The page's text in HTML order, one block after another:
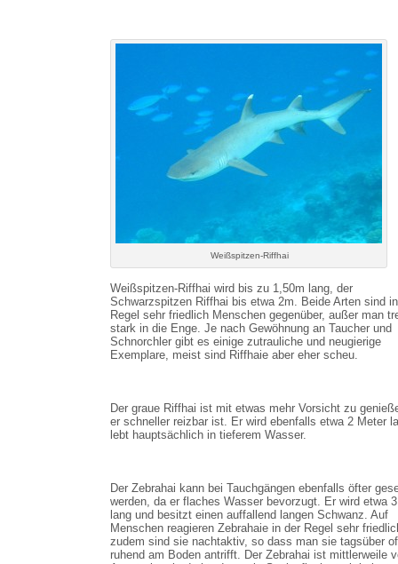
Weißspitzen-Riffhai
Weißspitzen-Riffhai wird bis zu 1,50m lang, der
Schwarzspitzen Riffhai bis etwa 2m. Beide Arten sind
Regel sehr friedlich Menschen gegenüber, außer man
stark in die Enge. Je nach Gewöhnung an Taucher und
Schnorchler gibt es einige zutrauliche und neugierige
Exemplare, meist sind Riffhaie aber eher scheu.
Der graue Riffhai ist mit etwas mehr Vorsicht zu
er schneller reizbar ist. Er wird ebenfalls etwa 2 Meter
lebt hauptsächlich in tieferem Wasser.
Der Zebrahai kann bei Tauchgängen ebenfalls öfter
werden, da er flaches Wasser bevorzugt. Er wird etwa
lang und besitzt einen auffallend langen Schwanz. Auf
Menschen reagieren Zebrahaie in der Regel sehr
zudem sind sie nachtaktiv, so dass man sie tagsüber
ruhend am Boden antrifft. Der Zebrahai ist mittlerweile